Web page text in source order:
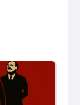
manifestaciones